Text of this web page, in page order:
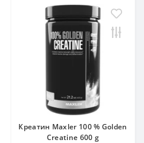
Креатин Maxler 100 % Golden
Creatine 600 g